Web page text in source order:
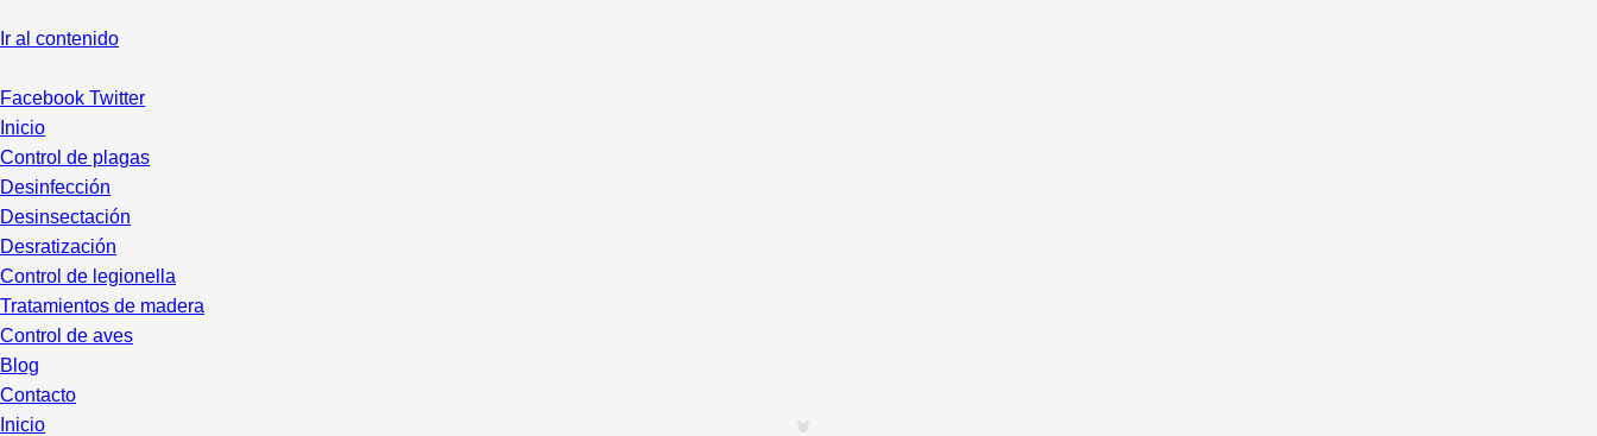
Ir al contenido
Facebook Twitter
Inicio
Control de plagas
Desinfección
Desinsectación
Desratización
Control de legionella
Tratamientos de madera
Control de aves
Blog
Contacto
Inicio